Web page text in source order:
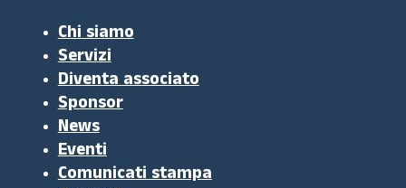
Chi siamo
Servizi
Diventa associato
Sponsor
News
Eventi
Comunicati stampa